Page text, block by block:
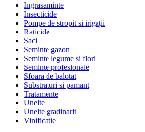
Ingrasaminte
Insecticide
Pompe de stropit si irigații
Raticide
Saci
Seminte gazon
Seminte legume si flori
Seminte profesionale
Sfoara de balotat
Substraturi si pamant
Tratamente
Unelte
Unelte gradinarit
Vinificatie